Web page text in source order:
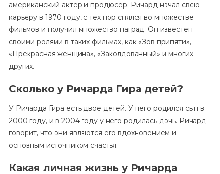
американский актёр и продюсер. Ричард начал свою
карьеру в 1970 году, с тех пор снялся во множестве
фильмов и получил множество наград. Он известен
своими ролями в таких фильмах, как «Зов припяти»,
«Прекрасная женщина», «Заколдованный» и многих
других.
Сколько у Ричарда Гира детей?
У Ричарда Гира есть двое детей. У него родился сын в
2000 году, и в 2004 году у него родилась дочь. Ричард
говорит, что они являются его вдохновением и
основным источником счастья.
Какая личная жизнь у Ричарда